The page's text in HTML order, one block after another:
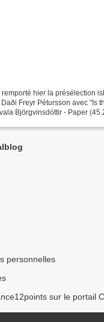
hier la présélection
Freyr Pétursson avec "Is
Björgvinsdóttir - Paper
personnelles
sur le portail